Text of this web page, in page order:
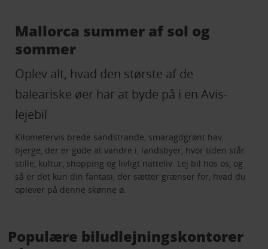
Mallorca summer af sol og
sommer
Oplev alt, hvad den største af de
baleariske øer har at byde på i en Avis-
lejebil
Kilometervis brede sandstrande, smaragdgrønt hav,
bjerge, der er gode at vandre i, landsbyer, hvor tiden står
stille, kultur, shopping og livligt natteliv. Lej bil hos os, og
så er det kun din fantasi, der sætter grænser for, hvad du
oplever på denne skønne ø.
Populære biludlejningskontorer